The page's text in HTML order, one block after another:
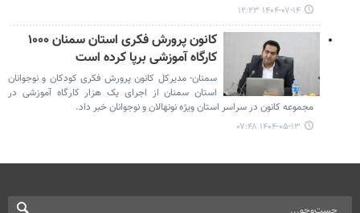
۱۴۰۴-۰۷-۱۴ ۱۲:۲۳
کانون پرورش فکری استان سمنان ۱۰۰۰
کارگاه آموزشی برپا کرده است
سمنان- مدیرکل کانون پرورش فکری کودکان و نوجوانان
استان سمنان از اجرای یک هزار کارگاه آموزشی در
مجموعه کانون در سراسر استان ویژه نونهالان و نوجوانان خبر داد.
۱۴۰۴-۰۵-۱۳ ۰۷:۴۸